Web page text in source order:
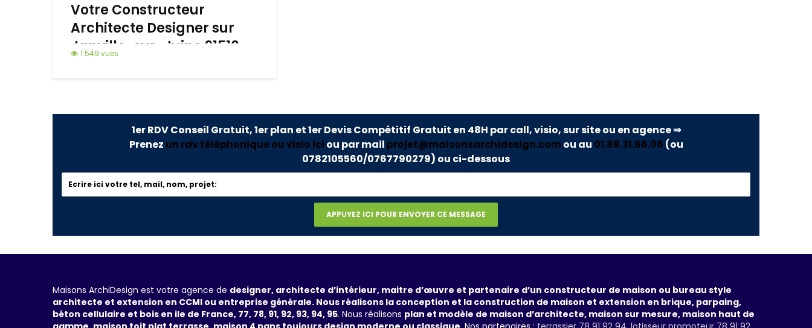
Votre Constructeur
Architecte Designer sur
Janville-sur-Juine 91510
1 549 vues
1er RDV Conseil Gratuit, 1er plan et 1er Devis Compétitif Gratuit en 48H par call, visio, sur site ou en agence ⇒
Prenez un rdv téléphonique ou visio ici ou par mail projet@maisonsarchidesign.com ou au 01.88.31.66.06 (ou
0782105560/0767790279) ou ci-dessous
Maisons ArchiDesign est votre agence de designer, architecte d’intérieur, maitre d’œuvre et partenaire d’un constructeur de maison ou bureau style
architecte et extension en CCMI ou entreprise générale. Nous réalisons la conception et la construction de maison et extension en brique, parpaing,
béton cellulaire et bois en ile de France, 77, 78, 91, 92, 93, 94, 95. Nous réalisons plan et modèle de maison d’architecte, maison sur mesure, maison haut de